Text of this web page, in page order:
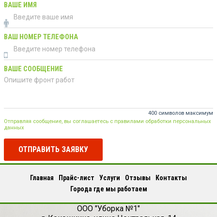
ВАШЕ ИМЯ
ВАШ НОМЕР ТЕЛЕФОНА
ВАШЕ СООБЩЕНИЕ
400 символов максимум
Отправляя сообщение, вы соглашаетесь с правилами обработки персональных
данных
ОТПРАВИТЬ ЗАЯВКУ
Главная Прайс-лист Услуги Отзывы
Контакты
Города где мы работаем
ООО "Уборка №1"